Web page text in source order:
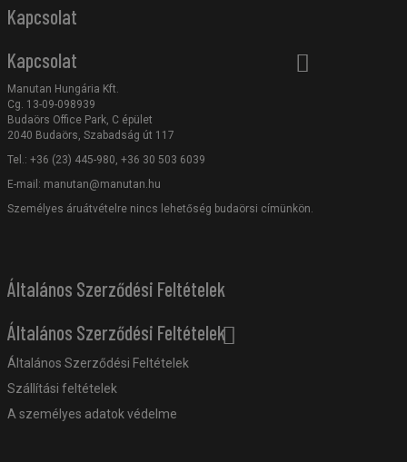
Kapcsolat
Kapcsolat
Manutan Hungária Kft.
Cg. 13-09-098939
Budaörs Office Park, C épület
2040 Budaörs, Szabadság út 117
Tel.: +36 (23) 445-980, +36 30 503 6039
E-mail: manutan@manutan.hu
Személyes áruátvételre nincs lehetőség budaörsi címünkön.
Általános Szerződési Feltételek
Általános Szerződési Feltételek
Általános Szerződési Feltételek
Szállítási feltételek
A személyes adatok védelme